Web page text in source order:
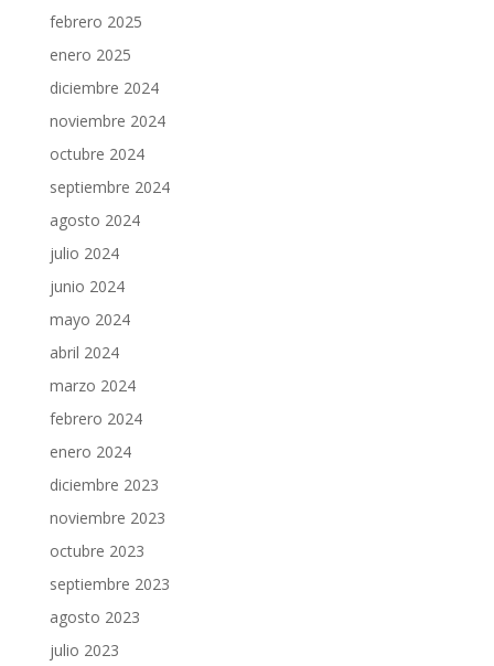
febrero 2025
enero 2025
diciembre 2024
noviembre 2024
octubre 2024
septiembre 2024
agosto 2024
julio 2024
junio 2024
mayo 2024
abril 2024
marzo 2024
febrero 2024
enero 2024
diciembre 2023
noviembre 2023
octubre 2023
septiembre 2023
agosto 2023
julio 2023